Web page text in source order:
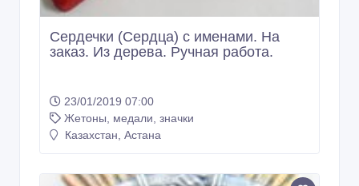
Сердечки (Сердца) с именами. На
заказ. Из дерева. Ручная работа.
23/01/2019 07:00
Жетоны, медали, значки
Казахстан, Астана